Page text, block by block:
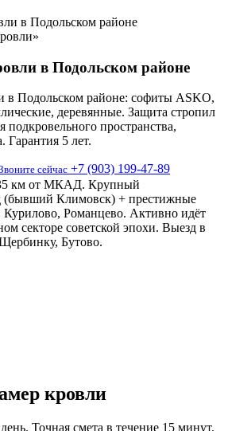
в Подольском районе
в Подольском районе: софиты ASKO,
деревянные. Защита стропил
подкровельного пространства,
Гарантия 5 лет.
сейчас +7 (903) 199-47-89
км от МКАД. Крупный
Климовск) + престижные
Курилово, Романцево. Активно идёт
секторе советской эпохи. Выезд в
Бутово.
кровли
Точная смета в течение 15 минут.